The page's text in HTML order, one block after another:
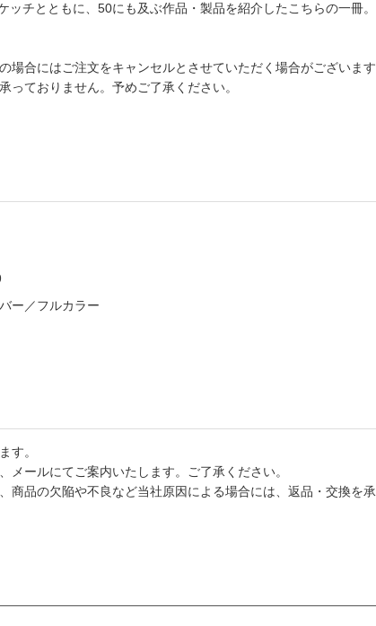
ッチとともに、50にも及ぶ作品・製品を紹介したこちらの一冊
場合にはご注文をキャンセルとさせていただく場合がございま
ておりません。予めご了承ください。
ー／フルカラー
す。
ールにてご案内いたします。ご了承ください。
商品の欠陥や不良など当社原因による場合には、返品・交換を